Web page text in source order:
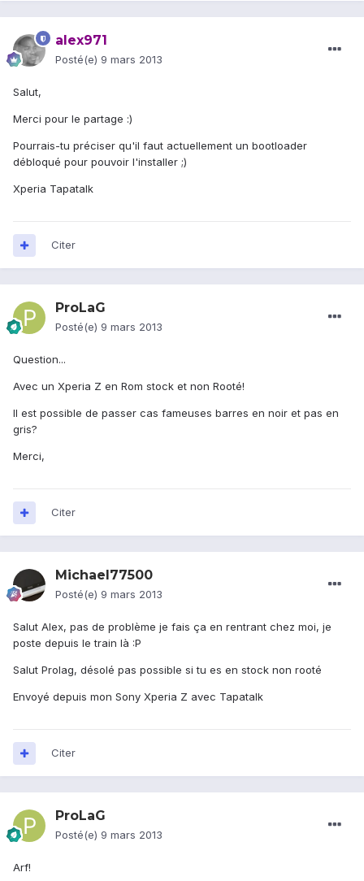
alex971
Posté(e) 9 mars 2013
Salut,
Merci pour le partage :)
Pourrais-tu préciser qu'il faut actuellement un bootloader
débloqué pour pouvoir l'installer ;)
Xperia Tapatalk
Citer
ProLaG
Posté(e) 9 mars 2013
Question...
Avec un Xperia Z en Rom stock et non Rooté!
Il est possible de passer cas fameuses barres en noir et pas en
gris?
Merci,
Citer
Michael77500
Posté(e) 9 mars 2013
Salut Alex, pas de problème je fais ça en rentrant chez moi, je
poste depuis le train là :P
Salut Prolag, désolé pas possible si tu es en stock non rooté
Envoyé depuis mon Sony Xperia Z avec Tapatalk
Citer
ProLaG
Posté(e) 9 mars 2013
Arf!